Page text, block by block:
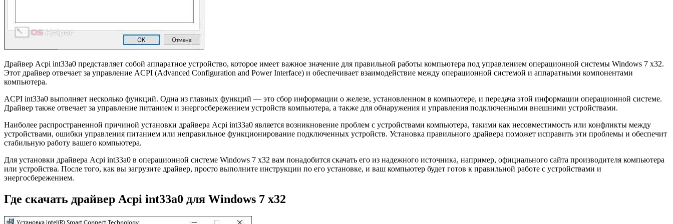
Драйвер Acpi int33a0 представляет собой аппаратное устройство, которое имеет важное значение для правильной работы компьютера под управлением операционной системы Windows 7 x32.
Этот драйвер отвечает за управление ACPI (Advanced Configuration and Power Interface) и обеспечивает взаимодействие между операционной системой и аппаратными компонентами
компьютера.
ACPI int33a0 выполняет несколько функций. Одна из главных функций — это сбор информации о железе, установленном в компьютере, и передача этой информации операционной системе.
Драйвер также отвечает за управление питанием и энергосбережением устройств компьютера, а также для обнаружения и управления подключенными внешними устройствами.
Наиболее распространенной причиной установки драйвера Acpi int33a0 является возникновение проблем с устройствами компьютера, такими как несовместимость или конфликты между
устройствами, ошибки управления питанием или неправильное функционирование подключенных устройств. Установка правильного драйвера поможет исправить эти проблемы и обеспечит
стабильную работу вашего компьютера.
Для установки драйвера Acpi int33a0 в операционной системе Windows 7 x32 вам понадобится скачать его из надежного источника, например, официального сайта производителя компьютера
или устройства. После того, как вы загрузите драйвер, просто выполните инструкции по его установке, и ваш компьютер будет готов к правильной работе с устройствами и
энергосбережением.
Где скачать драйвер Acpi int33a0 для Windows 7 x32